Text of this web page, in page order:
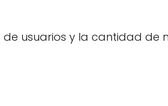
usuarios y la cantidad de